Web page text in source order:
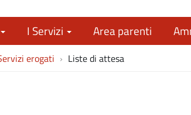
I Servizi Area parenti
erogati Liste di attesa